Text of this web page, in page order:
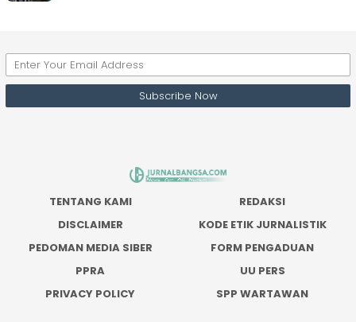
TENTANG KAMI
REDAKSI
DISCLAIMER
KODE ETIK JURNALISTIK
PEDOMAN MEDIA SIBER
FORM PENGADUAN
PPRA
UU PERS
PRIVACY POLICY
SPP WARTAWAN